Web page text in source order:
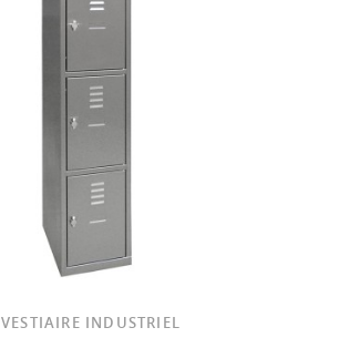
VESTIAIRE INDUSTRIEL